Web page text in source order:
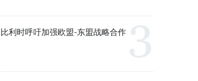
比利时呼吁加强欧盟-东盟战略合作